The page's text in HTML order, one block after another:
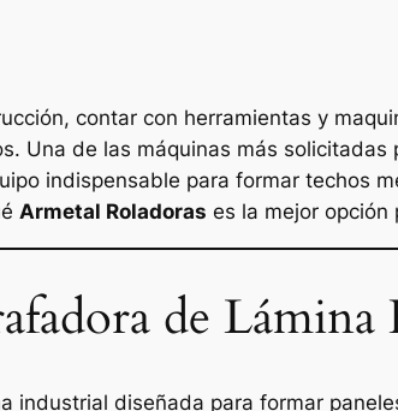
contar con herramientas y
Una de las máquinas más
indispensable para formar techos
Armetal Roladoras es la mejor opción
de Lámina
industrial diseñada para formar